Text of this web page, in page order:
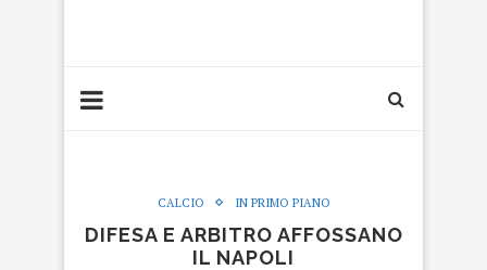
CALCIO IN PRIMO PIANO
DIFESA E ARBITRO AFFOSSANO
IL NAPOLI